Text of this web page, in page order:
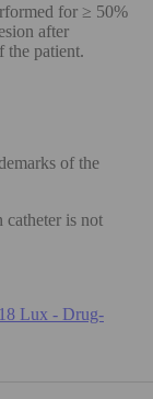
for ≥ 50%
after
the patient.
of the
catheter is not
Lux - Drug-